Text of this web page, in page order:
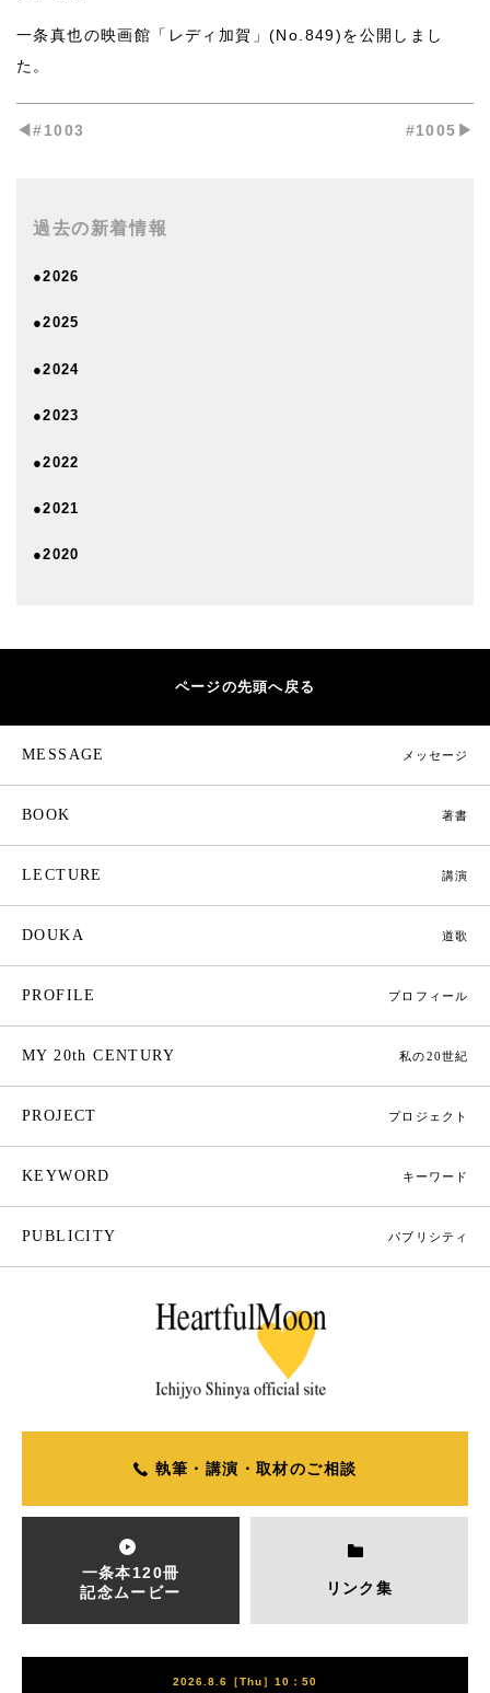
一条真也の映画館「レディ加賀」(No.849)を公開しまし
た。
◀︎#1003 #1005▶︎
過去の新着情報
●2026
●2025
●2024
●2023
●2022
●2021
●2020
ページの先頭へ戻る
MESSAGE メッセージ
BOOK 著書
LECTURE 講演
DOUKA 道歌
PROFILE プロフィール
MY 20th CENTURY 私の20世紀
PROJECT プロジェクト
KEYWORD キーワード
PUBLICITY パブリシティ
執筆・講演・取材のご相談
一条本120冊
記念ムービー
リンク集
2026.8.6［Thu］10：50